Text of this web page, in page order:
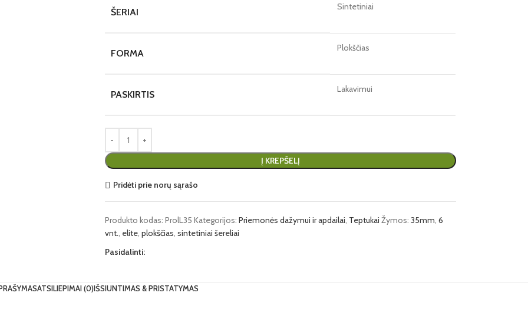
ŠERIAI Sintetiniai
FORMA Plokščias
PASKIRTIS Lakavimui
Į KREPŠELĮ
Pridėti prie norų sąrašo
Produkto kodas: ProlL35 Kategorijos: Priemonės dažymui ir apdailai Teptukai Žymos: 35mm 6
vnt. elite, plokščias sintetiniai šereliai
Pasidalinti:
ATSILIEPIMAI (0)IŠSIUNTIMAS & PRISTATYMAS